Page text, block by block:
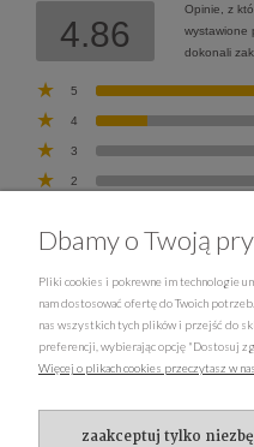
4.86
Opinie, z
wystawione
dokonali
5
4
3
2
ZWROTY,
Dbamy o Twoją
Pliki cookies i pokrewne im technologie
nam dostosować ofertę do Twoich
nas wszystkich tych plików i przejść do
preferencji, wybierając opcję "Dostosuj
Więcej o plikach cookies przeczytasz w
zaakceptuj tylko